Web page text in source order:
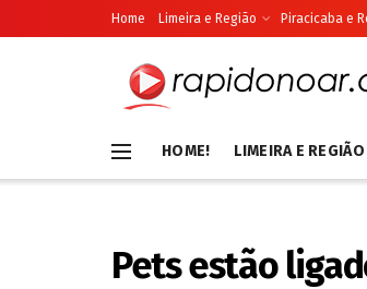
Home Limeira e Região Piracicaba e
HOME! LIMEIRA E REGIÃO
Pets estão